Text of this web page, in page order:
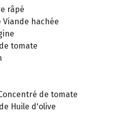
râpé
Viande hachée
tomate
de tomate
Huile d'olive